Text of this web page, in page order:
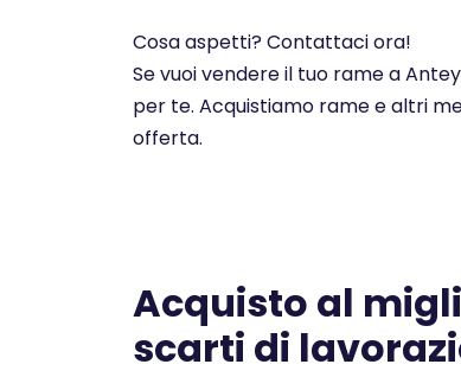
Cosa aspetti? Contattaci ora!
Se vuoi vendere il tuo rame a
per te. Acquistiamo rame e altri
offerta.
Acquisto al
scarti di